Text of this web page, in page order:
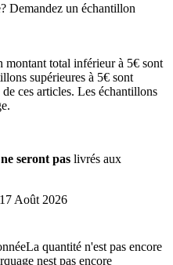
Demandez un échantillon
montant total inférieur à 5€ sont
supérieures à 5€ sont
ces articles. Les échantillons
ne seront pas livrés aux
Août 2026
La quantité n'est pas encore
nest pas encore